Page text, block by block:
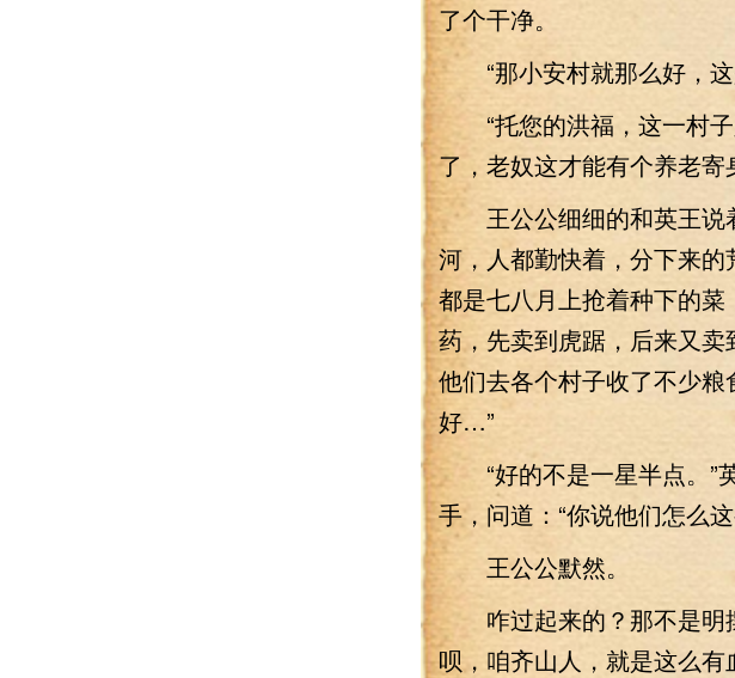
了个干净。
“那小安村就那么好，这
“托您的洪福，这一村子
了，老奴这才能有个养老寄
王公公细细的和英王说
河，人都勤快着，分下来
都是七八月上抢着种下的
药，先卖到虎踞，后来又卖
他们去各个村子收了不少
好…”
“好的不是一星半点。”
手，问道：“你说他们怎么
王公公默然。
咋过起来的？那不是明
呗，咱齐山人，就是这么有